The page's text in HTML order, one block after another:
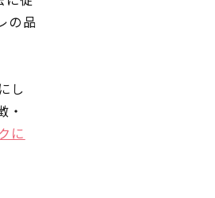
の品
し
・
に